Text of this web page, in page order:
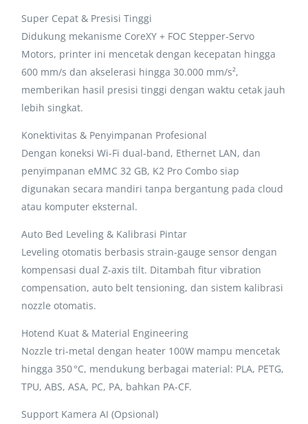
Super Cepat & Presisi Tinggi
Didukung mekanisme CoreXY + FOC Stepper-Servo
Motors, printer ini mencetak dengan kecepatan hingga
600 mm/s dan akselerasi hingga 30.000 mm/s²,
memberikan hasil presisi tinggi dengan waktu cetak jauh
lebih singkat.
Konektivitas & Penyimpanan Profesional
Dengan koneksi Wi-Fi dual-band, Ethernet LAN, dan
penyimpanan eMMC 32 GB, K2 Pro Combo siap
digunakan secara mandiri tanpa bergantung pada cloud
atau komputer eksternal.
Auto Bed Leveling & Kalibrasi Pintar
Leveling otomatis berbasis strain-gauge sensor dengan
kompensasi dual Z-axis tilt. Ditambah fitur vibration
compensation, auto belt tensioning, dan sistem kalibrasi
nozzle otomatis.
Hotend Kuat & Material Engineering
Nozzle tri-metal dengan heater 100W mampu mencetak
hingga 350 °C, mendukung berbagai material: PLA, PETG,
TPU, ABS, ASA, PC, PA, bahkan PA-CF.
Support Kamera AI (Opsional)